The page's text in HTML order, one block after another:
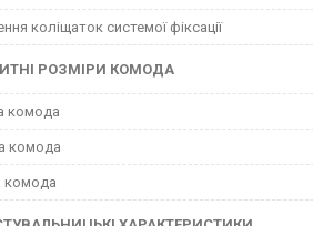
коліщаток системої фіксації
РОЗМІРИ КОМОДА
комода
комода
комода